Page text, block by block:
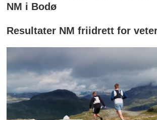
NM i Bodø
Resultater NM friidrett for